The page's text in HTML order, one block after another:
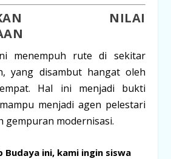
NILAI
menempuh rute di sekitar
yang disambut hangat oleh
Hal ini menjadi bukti
menjadi agen pelestari
gempuran modernisasi.
Budaya ini, kami ingin siswa